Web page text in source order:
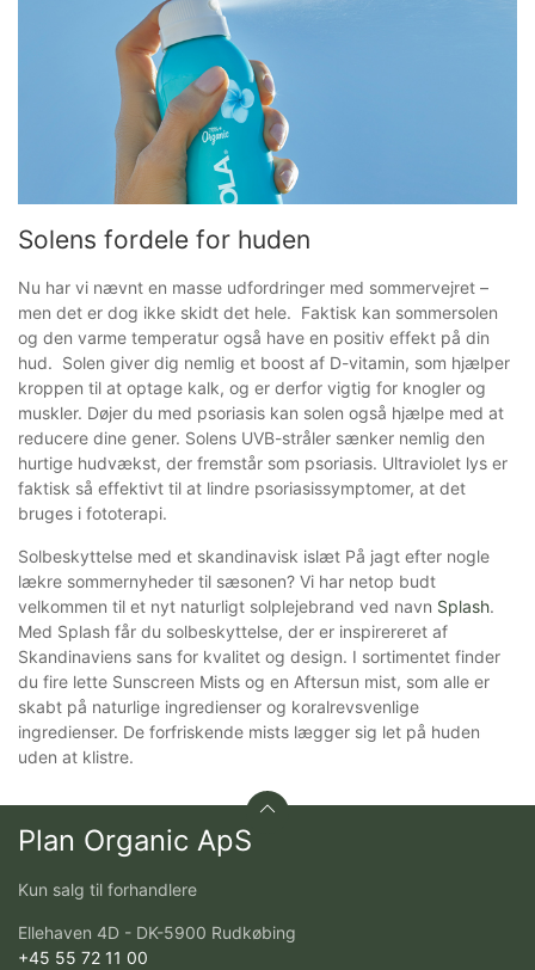
Solens fordele for huden
Nu har vi nævnt en masse udfordringer med sommervejret –
men det er dog ikke skidt det hele. Faktisk kan sommersolen
og den varme temperatur også have en positiv effekt på din
hud. Solen giver dig nemlig et boost af D-vitamin, som hjælper
kroppen til at optage kalk, og er derfor vigtig for knogler og
muskler. Døjer du med psoriasis kan solen også hjælpe med at
reducere dine gener. Solens UVB-stråler sænker nemlig den
hurtige hudvækst, der fremstår som psoriasis. Ultraviolet lys er
faktisk så effektivt til at lindre psoriasissymptomer, at det
bruges i fototerapi.
Solbeskyttelse med et skandinavisk islæt På jagt efter nogle
lækre sommernyheder til sæsonen? Vi har netop budt
velkommen til et nyt naturligt solplejebrand ved navn Splash.
Med Splash får du solbeskyttelse, der er inspirereret af
Skandinaviens sans for kvalitet og design. I sortimentet finder
du fire lette Sunscreen Mists og en Aftersun mist, som alle er
skabt på naturlige ingredienser og koralrevsvenlige
ingredienser. De forfriskende mists lægger sig let på huden
uden at klistre.
Plan Organic ApS
Kun salg til forhandlere
Ellehaven 4D - DK-5900 Rudkøbing
+45 55 72 11 00